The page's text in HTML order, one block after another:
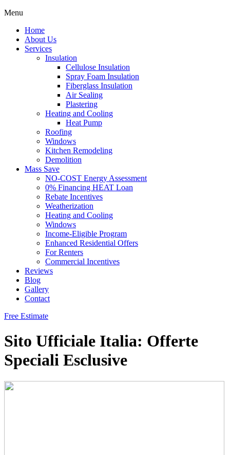
Menu
Home
About Us
Services
Insulation
Cellulose Insulation
Spray Foam Insulation
Fiberglass Insulation
Air Sealing
Plastering
Heating and Cooling
Heat Pump
Roofing
Windows
Kitchen Remodeling
Demolition
Mass Save
NO-COST Energy Assessment
0% Financing HEAT Loan
Rebate Incentives
Weatherization
Heating and Cooling
Windows
Income-Eligible Program
Enhanced Residential Offers
For Renters
Commercial Incentives
Reviews
Blog
Gallery
Contact
Free Estimate
Sito Ufficiale Italia: Offerte
Speciali Esclusive